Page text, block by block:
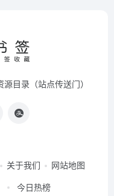
目录（站点传送门）
关于我们
网站地图
今日热榜